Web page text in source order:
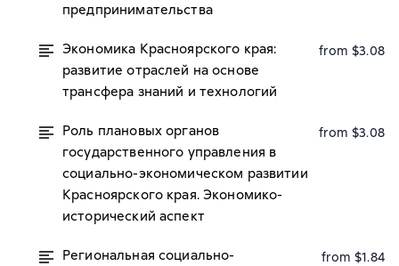
предпринимательства
Экономика Красноярского края:
развитие отраслей на основе
трансфера знаний и технологий
from $3.08
Роль плановых органов
государственного управления в
социально-экономическом развитии
Красноярского края. Экономико-
исторический аспект
from $3.08
Региональная социально-
from $1.84